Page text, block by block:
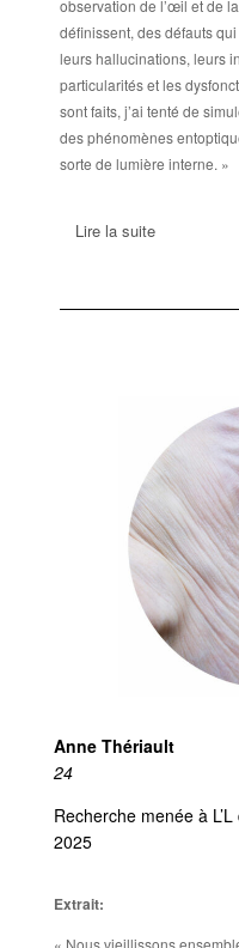
observation de l’œil et de
définissent, des défauts
leurs hallucinations, leurs
particularités et les
sont faits, j’ai tenté de
des phénomènes
sorte de lumière interne. »
Lire la suite
Anne Thériault
24
Recherche menée à
2025
Extrait:
« Nous vieillissons